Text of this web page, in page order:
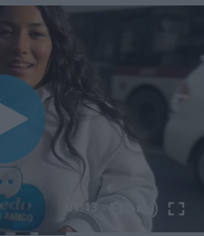
01:13